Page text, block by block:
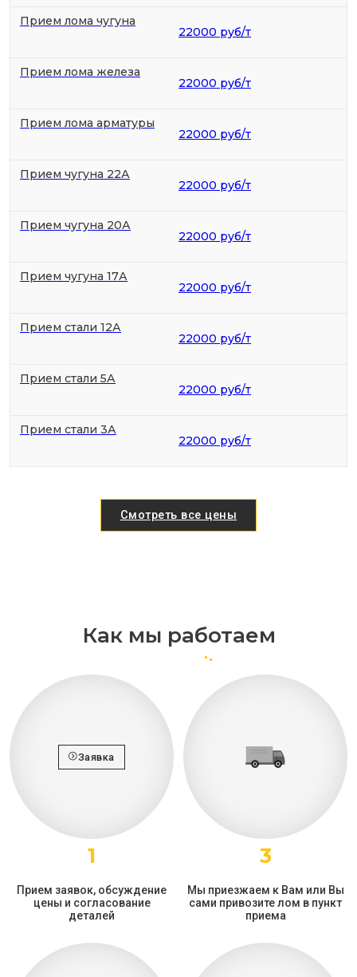
Прием лома чугуна
22000 руб/т
Прием лома железа
22000 руб/т
Прием лома арматуры
22000 руб/т
Прием чугуна 22А
22000 руб/т
Прием чугуна 20А
22000 руб/т
Прием чугуна 17А
22000 руб/т
Прием стали 12А
22000 руб/т
Прием стали 5А
22000 руб/т
Прием стали 3А
22000 руб/т
Смотреть все цены
Как мы работаем
Заявка
1
Прием заявок, обсуждение
цены и согласование
деталей
3
Мы приезжаем к Вам или Вы
сами привозите лом в пункт
приема